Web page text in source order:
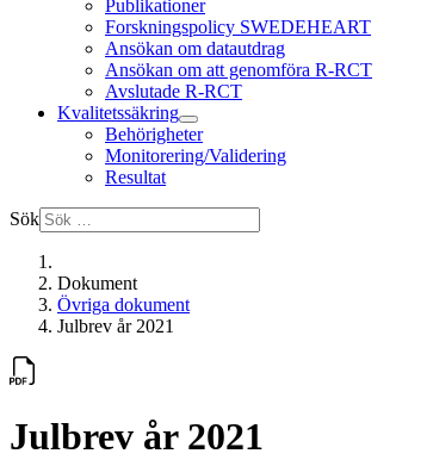
Publikationer
Forskningspolicy SWEDEHEART
Ansökan om datautdrag
Ansökan om att genomföra R-RCT
Avslutade R-RCT
Kvalitetssäkring
Behörigheter
Monitorering/Validering
Resultat
Sök
Dokument
Övriga dokument
Julbrev år 2021
Julbrev år 2021